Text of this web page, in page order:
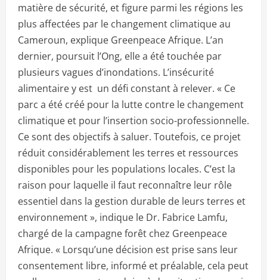
matière de sécurité, et figure parmi les régions les
plus affectées par le changement climatique au
Cameroun, explique Greenpeace Afrique. L’an
dernier, poursuit l’Ong, elle a été touchée par
plusieurs vagues d’inondations. L’insécurité
alimentaire y est un défi constant à relever. « Ce
parc a été créé pour la lutte contre le changement
climatique et pour l’insertion socio-professionnelle.
Ce sont des objectifs à saluer. Toutefois, ce projet
réduit considérablement les terres et ressources
disponibles pour les populations locales. C’est la
raison pour laquelle il faut reconnaître leur rôle
essentiel dans la gestion durable de leurs terres et
environnement », indique le Dr. Fabrice Lamfu,
chargé de la campagne forêt chez Greenpeace
Afrique. « Lorsqu’une décision est prise sans leur
consentement libre, informé et préalable, cela peut